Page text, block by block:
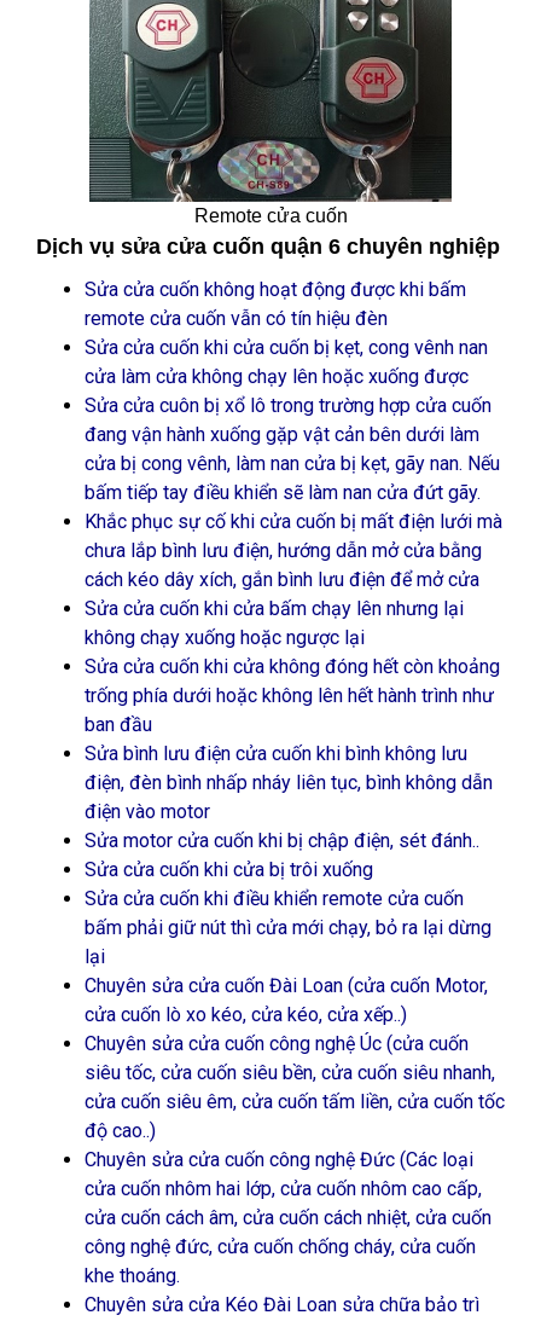
Remote cửa cuốn
Dịch vụ sửa cửa cuốn quận 6 chuyên nghiệp
Sửa cửa cuốn không hoạt động được khi bấm
remote cửa cuốn vẫn có tín hiệu đèn
Sửa cửa cuốn khi cửa cuốn bị kẹt, cong vênh nan
cửa làm cửa không chạy lên hoặc xuống được
Sửa cửa cuôn bị xổ lô trong trường hợp cửa cuốn
đang vận hành xuống gặp vật cản bên dưới làm
cửa bị cong vênh, làm nan cửa bị kẹt, gãy nan. Nếu
bấm tiếp tay điều khiển sẽ làm nan cửa đứt gãy.
Khắc phục sự cố khi cửa cuốn bị mất điện lưới mà
chưa lắp bình lưu điện, hướng dẫn mở cửa bằng
cách kéo dây xích, gắn bình lưu điện để mở cửa
Sửa cửa cuốn khi cửa bấm chạy lên nhưng lại
không chạy xuống hoặc ngược lại
Sửa cửa cuốn khi cửa không đóng hết còn khoảng
trống phía dưới hoặc không lên hết hành trình như
ban đầu
Sửa bình lưu điện cửa cuốn khi bình không lưu
điện, đèn bình nhấp nháy liên tục, bình không dẫn
điện vào motor
Sửa motor cửa cuốn khi bị chập điện, sét đánh..
Sửa cửa cuốn khi cửa bị trôi xuống
Sửa cửa cuốn khi điều khiển remote cửa cuốn
bấm phải giữ nút thì cửa mới chạy, bỏ ra lại dừng
lại
Chuyên sửa cửa cuốn Đài Loan (cửa cuốn Motor,
cửa cuốn lò xo kéo, cửa kéo, cửa xếp..)
Chuyên sửa cửa cuốn công nghệ Úc (cửa cuốn
siêu tốc, cửa cuốn siêu bền, cửa cuốn siêu nhanh,
cửa cuốn siêu êm, cửa cuốn tấm liền, cửa cuốn tốc
độ cao..)
Chuyên sửa cửa cuốn công nghệ Đức (Các loại
cửa cuốn nhôm hai lớp, cửa cuốn nhôm cao cấp,
cửa cuốn cách âm, cửa cuốn cách nhiệt, cửa cuốn
công nghệ đức, cửa cuốn chống cháy, cửa cuốn
khe thoáng.
Chuyên sửa cửa Kéo Đài Loan sửa chữa bảo trì